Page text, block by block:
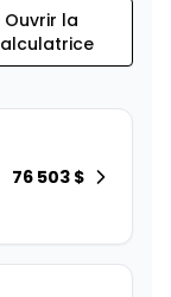
Ouvrir la
76 503 $